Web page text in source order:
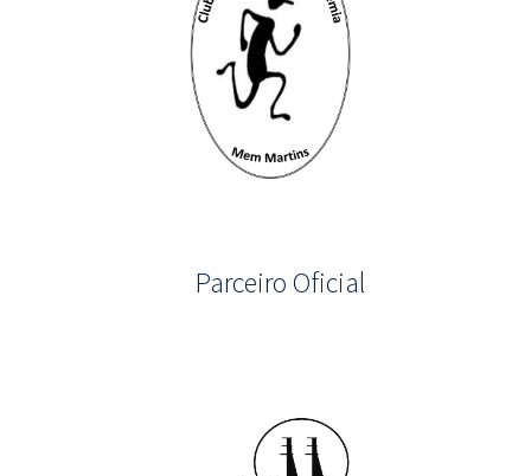
Parceiro Oficial